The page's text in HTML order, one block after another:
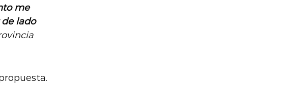
me
lado